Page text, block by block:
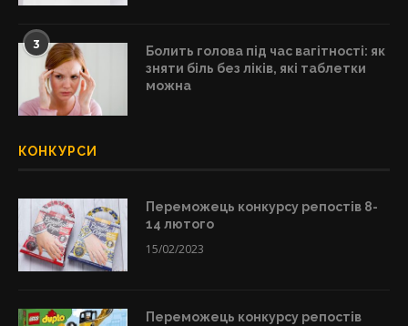
3
Болить голова під час вагітності: як
зняти біль без ліків, які таблетки
можна
КОНКУРСИ
Переможець конкурсу репостів 8-
14 лютого
15/02/2023
Переможець конкурсу репостів